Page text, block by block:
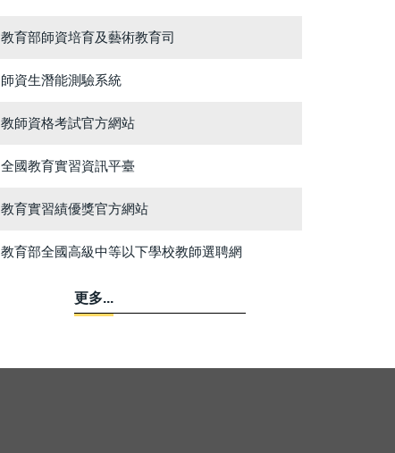
教育部師資培育及藝術教育司
師資生潛能測驗系統
教師資格考試官方網站
全國教育實習資訊平臺
教育實習績優獎官方網站
教育部全國高級中等以下學校教師選聘網
更多...